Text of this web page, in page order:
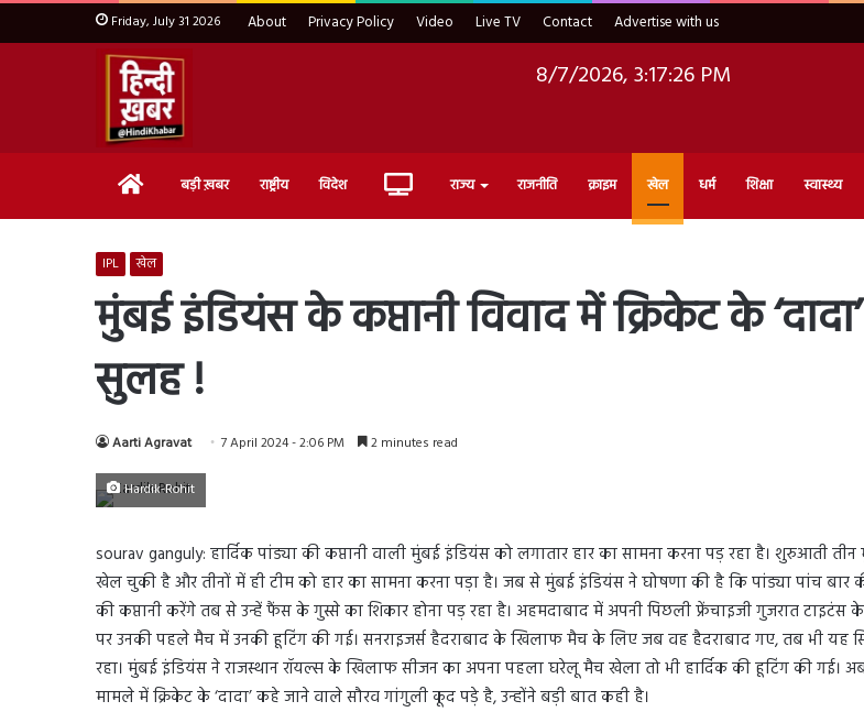
Friday, July 31 2026 About Privacy Policy Video Live TV Contact Advertise with us
8/7/2026, 3:17:27 PM
Home बड़ी ख़बर राष्ट्रीय विदेश Live राज्य राजनीति क्राइम खेल धर्म शिक्षा स्वास्थ्य
IPL खेल
मुंबई इंडियंस के कप्तानी विवाद में क्रिकेट के
सुलह !
Aarti Agravat 7 April 2024 - 2:06 PM 2 minutes read
Hardik-Rohit
sourav ganguly: हार्दिक पांड्या की कप्तानी वाली मुंबई इंडियंस को लगातार हार का सामना करना पड़ रहा है। शुरुआती
खेल चुकी है और तीनों में ही टीम को हार का सामना करना पड़ा है। जब से मुंबई इंडियंस ने घोषणा की है कि पांड्या पांच बार
की कप्तानी करेंगे तब से उन्हें फैंस के गुस्से का शिकार होना पड़ रहा है। अहमदाबाद में अपनी पिछली फ्रेंचाइजी गुजरात टाइटंस
पर उनकी पहले मैच में उनकी हूटिंग की गई। सनराइजर्स हैदराबाद के खिलाफ मैच के लिए जब वह हैदराबाद गए, तब भी यह
रहा। मुंबई इंडियंस ने राजस्थान रॉयल्स के खिलाफ सीजन का अपना पहला घरेलू मैच खेला तो भी हार्दिक की हूटिंग की गई।
मामले में क्रिकेट के ‘दादा’ कहे जाने वाले सौरव गांगुली कूद पड़े है, उन्होंने बड़ी बात कही है।